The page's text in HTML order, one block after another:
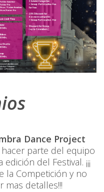
Dance Project
parte del equipo
del Festival. ¡¡¡
la Competición y no
mas detalles!!!